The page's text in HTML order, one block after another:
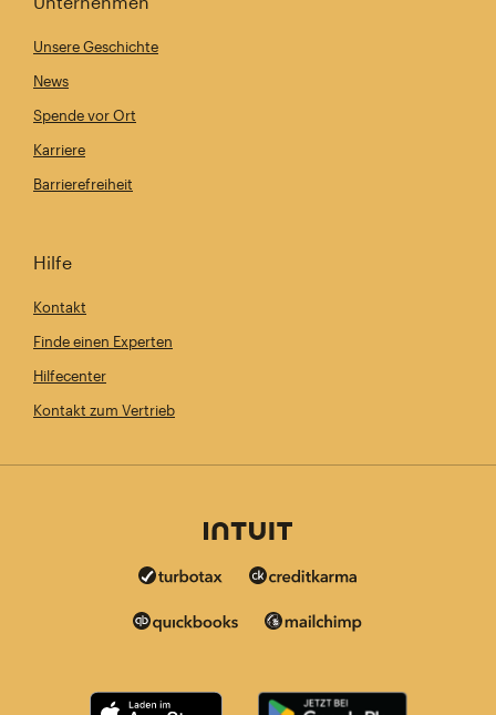
Unsere Geschichte
News
Spende vor Ort
Karriere
Barrierefreiheit
Hilfe
Kontakt
Finde einen Experten
Hilfecenter
Kontakt zum Vertrieb